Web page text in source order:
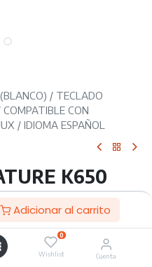
Adicionar al carrito
0
Wishlist Cuenta
/ TECLADO
CON
/ IDIOMA ESPAÑOL
K650
/
WINDOWS,